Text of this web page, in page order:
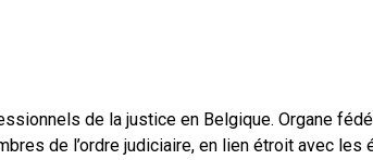
de la justice en Belgique. Organe
de l’ordre judiciaire, en lien étroit avec les